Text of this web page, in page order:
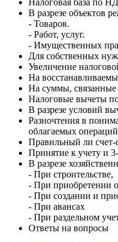
В разрезе объектов
- Товаров.
- Работ, услуг.
- Имущественных
Для собственных
Увеличение
На
На суммы, связанные
Налоговые вычеты
В разрезе условий
Разночтения в
облагаемых
Правильный ли счет-
Принятие к учету и
В разрезе
- При строительстве,
- При приобретении
- При создании и
- При авансах
- При раздельном
Ответы на вопросы